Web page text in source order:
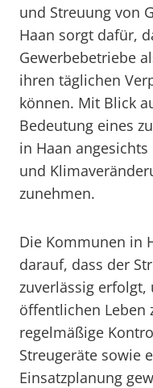
und Streuung von
Haan sorgt dafür,
Gewerbebetriebe
ihren täglichen
können. Mit Blick
Bedeutung eines
in Haan
und
zunehmen.
Die Kommunen in
darauf, dass der
zuverlässig
öffentlichen Leben
regelmäßige
Streugeräte sowie
Einsatzplanung